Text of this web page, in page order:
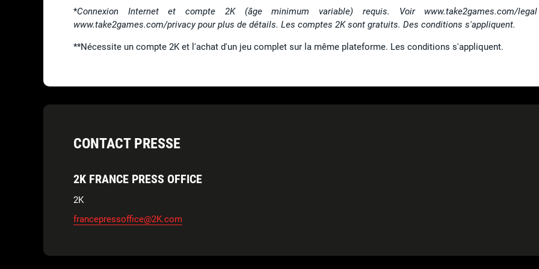
*Connexion Internet et compte 2K (âge minimum variable) requis. Voir www.take2games.com/
www.take2games.com/privacy pour plus de détails. Les comptes 2K sont gratuits. Des conditions s'appliquent.
**Nécessite un compte 2K et l'achat d'un jeu complet sur la même plateforme. Les conditions s'appliquent.
CONTACT PRESSE
2K FRANCE PRESS OFFICE
2K
francepressoffice@2K.com